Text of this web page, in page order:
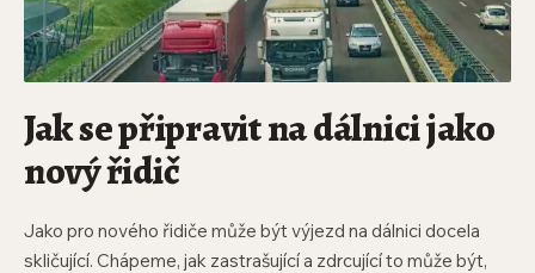
Jak se připravit na dálnici jako
nový řidič
Jako pro nového řidiče může být výjezd na dálnici docela
skličující. Chápeme, jak zastrašující a zdrcující to může být,